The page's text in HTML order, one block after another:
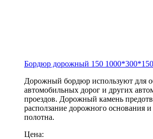
Бордюр дорожный 150 1000*300*150
Дорожный бордюр используют для
автомобильных дорог и других
проездов. Дорожный камень
расползание дорожного основания
полотна.
Цена: